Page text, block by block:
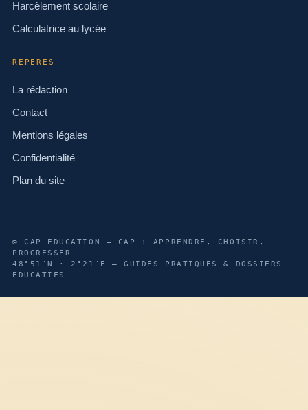
Harcèlement scolaire
Calculatrice au lycée
REPÈRES
La rédaction
Contact
Mentions légales
Confidentialité
Plan du site
© CAP ÉDUCATION — CAP : APPRENDRE, CHOISIR,
PROGRESSER
48°51′N · 2°21′E — GUIDES PRATIQUES & DOSSIERS
ÉDUCATIFS